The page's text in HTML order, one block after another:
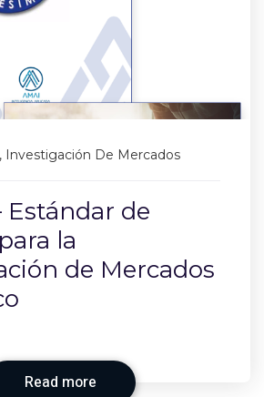
, Investigación De Mercados
Estándar de
la
de Mercados
Read more